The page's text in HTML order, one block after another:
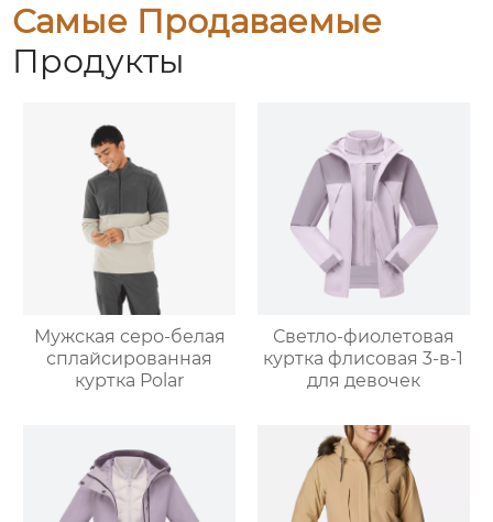
Самые Продаваемые
Продукты
Мужская серо-белая
сплайсированная
куртка Polar
Светло-фиолетовая
куртка флисовая 3-в-1
для девочек